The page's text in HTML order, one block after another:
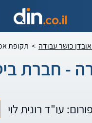
כושר עבודה > תקופת
- חברת
עו"ד רונית לוי